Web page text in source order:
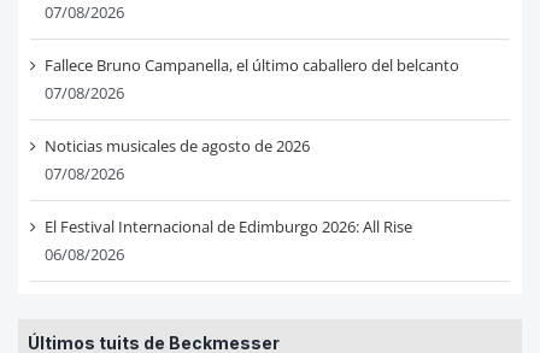
07/08/2026
Fallece Bruno Campanella, el último caballero del belcanto
07/08/2026
Noticias musicales de agosto de 2026
07/08/2026
El Festival Internacional de Edimburgo 2026: All Rise
06/08/2026
Últimos tuits de Beckmesser